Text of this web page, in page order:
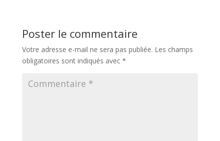
Poster le commentaire
Votre adresse e-mail ne sera pas publiée. Les champs
obligatoires sont indiqués avec *